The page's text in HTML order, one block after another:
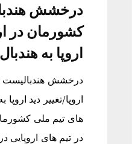
درخشش
کشورمان در
اروپا به
درخشش هندبالیست
اروپا/تغییر دید اروپا
های تیم ملی
در تیم های اروپایی